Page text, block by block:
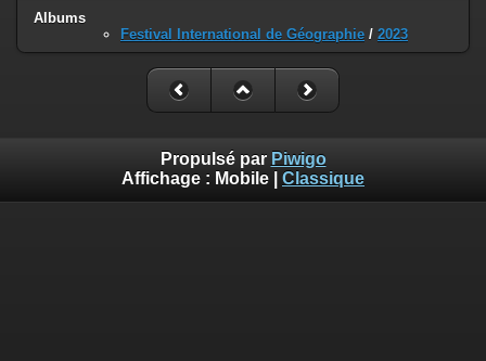
Albums
Festival International de Géographie / 2023
Propulsé par Piwigo
Affichage : Mobile Classique